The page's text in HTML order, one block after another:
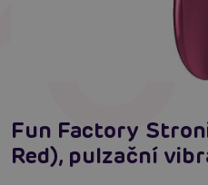
Fun Factory
Red), pulzační